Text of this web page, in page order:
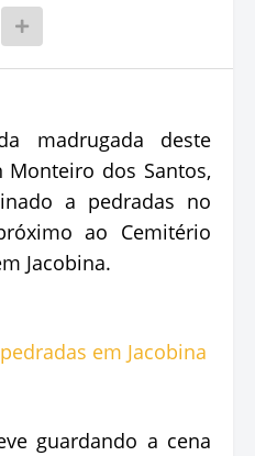
madrugada deste
Monteiro dos Santos,
a pedradas no
ao Cemitério
Jacobina.
guardando a cena